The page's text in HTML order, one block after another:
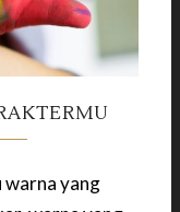
warna yang